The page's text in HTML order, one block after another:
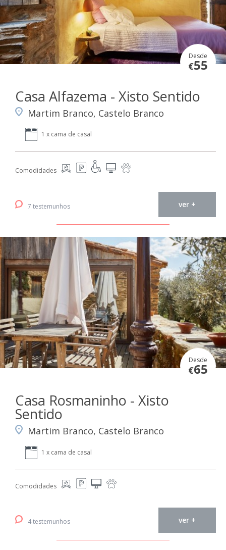
Desde
€55
Casa Alfazema - Xisto Sentido
Martim Branco, Castelo Branco
1 x cama de casal
Comodidades
7 testemunhos ver +
Desde
€65
Casa Rosmaninho - Xisto
Sentido
Martim Branco, Castelo Branco
1 x cama de casal
Comodidades
4 testemunhos ver +